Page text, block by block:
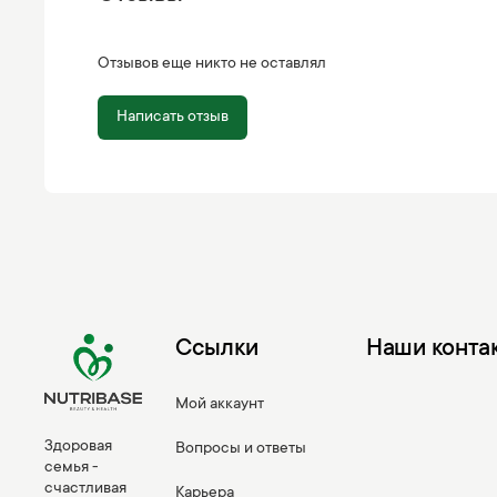
Отзывов еще никто не оставлял
Написать отзыв
Здоровая
семья -
счастливая
Ссылки
Мой аккаунт
Вопросы и ответы
Наши